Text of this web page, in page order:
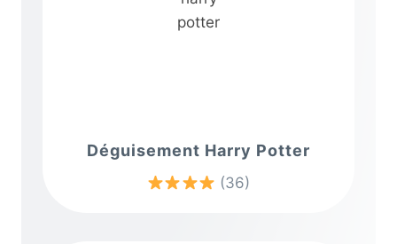
Déguisement Harry Potter
(36)